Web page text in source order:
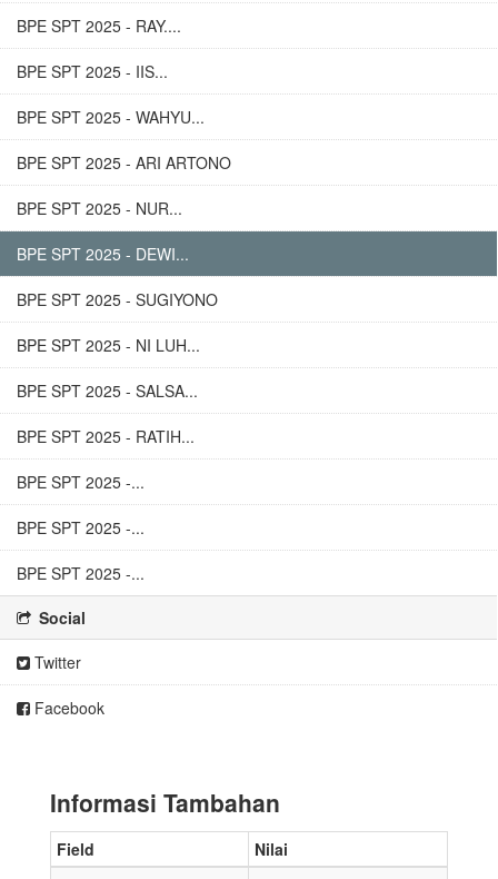
BPE SPT 2025 - RAY....
BPE SPT 2025 - IIS...
BPE SPT 2025 - WAHYU...
BPE SPT 2025 - ARI ARTONO
BPE SPT 2025 - NUR...
BPE SPT 2025 - DEWI...
BPE SPT 2025 - SUGIYONO
BPE SPT 2025 - NI LUH...
BPE SPT 2025 - SALSA...
BPE SPT 2025 - RATIH...
BPE SPT 2025 -...
BPE SPT 2025 -...
BPE SPT 2025 -...
Social
Twitter
Facebook
Informasi Tambahan
Field
Nilai